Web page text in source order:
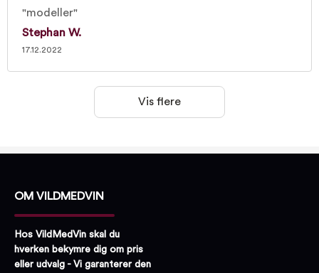
"modeller"
Stephan W.
17.12.2022
Vis flere
OM VILDMEDVIN
Hos VildMedVin skal du
hverken bekymre dig om pris
eller udvalg - Vi garanterer den